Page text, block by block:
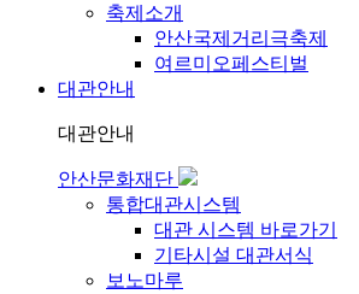
축제소개
안산국제거리극축제
여르미오페스티벌
대관안내
대관안내
안산문화재단
통합대관시스템
대관 시스템 바로가기
기타시설 대관서식
보노마루